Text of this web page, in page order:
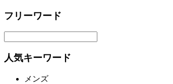
フリーワード
人気キーワード
メンズ